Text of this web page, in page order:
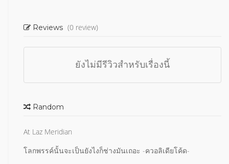
Reviews (0 review)
ยังไม่มีรีวิวสำหรับเรื่องนี้
Random
At Laz Meridian
โลกพรรค์นั้นจะเป็นยังไงก็ช่างมันเถอะ -ควอลิเดียโค้ด-